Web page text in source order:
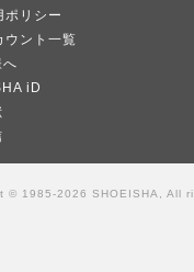
ポリシー
ウント一覧
へ
iD
© 1985-2026 SHOEISHA, All